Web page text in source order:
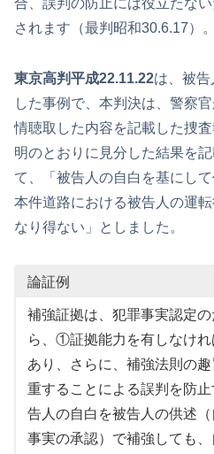
されます（最判昭和30.6.17）。
東京高判平成22.11.22は、被
した事例で、本判決は、警察
情聴取した内容を記載した捜
明のとおりに見分した結果を
て、「被告人の自白を基にし
本件道路における被告人の運
なり得ない」としました。
論証例
補強証拠は、犯罪事実認定
ら、①証拠能力を有しなけ
あり、さらに、補強法則の
重することによる誤判を防
告人の自白を被告人の供述
事実の承認）で補強しても